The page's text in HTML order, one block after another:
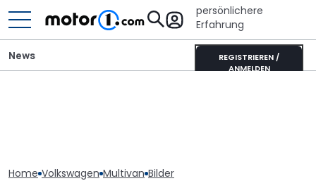
persönlichere
Erfahrung
REGISTRIEREN /
ANMELDEN
News
Home Volkswagen Multivan Bilder